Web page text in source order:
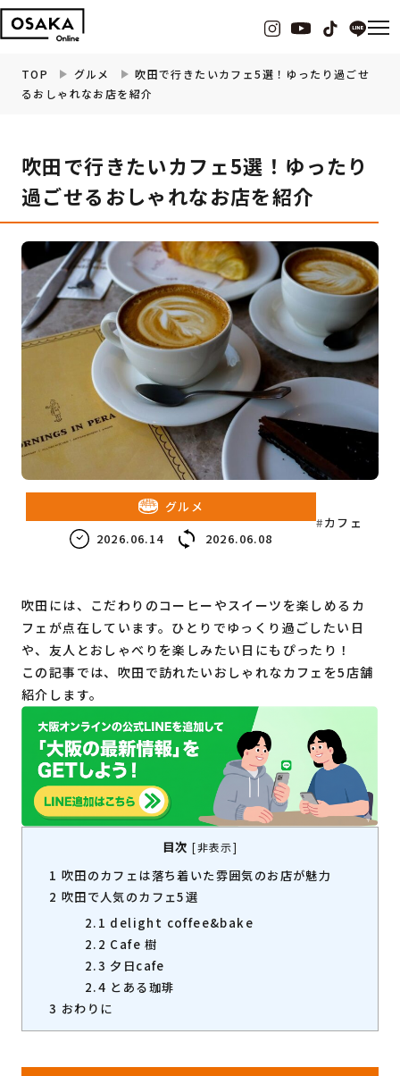
観光・お出かけ
イベント
ビューティー
フィットネス
暮らし
教育・子育て
ビジネス
TOP グルメ
吹田で行きたいカフェ5選！ゆったり過ごせ
るおしゃれなお店を紹介
吹田で行きたいカフェ5選！ゆったり
過ごせるおしゃれなお店を紹介
グルメ
2026.06.14
2026.06.08
カフェ
吹田には、こだわりのコーヒーやスイーツを楽しめるカ
フェが点在しています。ひとりでゆっくり過ごしたい日
や、友人とおしゃべりを楽しみたい日にもぴったり！
この記事では、吹田で訪れたいおしゃれなカフェを5店舗
紹介します。
目次 [非表示]
1 吹田のカフェは落ち着いた雰囲気のお店が魅力
2 吹田で人気のカフェ5選
2.1 delight coffee&bake
2.2 Cafe 樹
2.3 夕日cafe
2.4 とある珈琲
3 おわりに